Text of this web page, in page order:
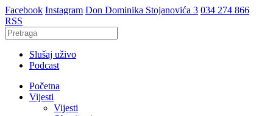
Facebook Instagram Don Dominika Stojanovića 3 034 274 866
RSS
Slušaj uživo
Podcast
Početna
Vijesti
Vijesti